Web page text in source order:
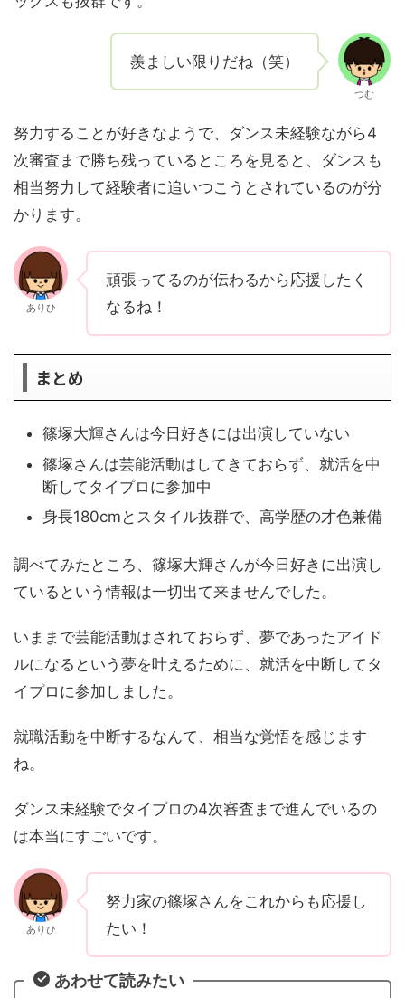
羨ましい限りだね（笑）
つむ
努力することが好きなようで、ダンス未経験ながら4
次審査まで勝ち残っているところを見ると、ダンスも
相当努力して経験者に追いつこうとされているのが分
かります。
ありひ
頑張ってるのが伝わるから応援したく
なるね！
まとめ
篠塚大輝さんは今日好きには出演していない
篠塚さんは芸能活動はしてきておらず、就活を中
断してタイプロに参加中
身長180cmとスタイル抜群で、高学歴の才色兼備
調べてみたところ、篠塚大輝さんが今日好きに出演し
ているという情報は一切出て来ませんでした。
いままで芸能活動はされておらず、夢であったアイド
ルになるという夢を叶えるために、就活を中断してタ
イプロに参加しました。
就職活動を中断するなんて、相当な覚悟を感じます
ね。
ダンス未経験でタイプロの4次審査まで進んでいるの
は本当にすごいです。
ありひ
努力家の篠塚さんをこれからも応援し
たい！
あわせて読みたい